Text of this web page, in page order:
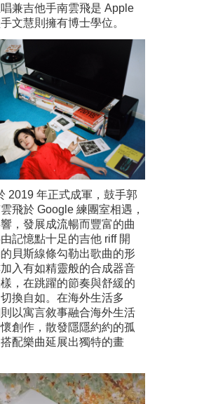
兼吉他手南雲飛是 Apple
文慧則擁有博士學位。
2019 年正式成軍，鼓手郭
飛於 Google 練團室相遇，
，發展成流暢而豐富的曲
記憶點十足的吉他 riff 開
貝斯線條勾勒出歌曲的形
入有如精靈般的合成器音
，在跳躍的節奏與舒緩的
換自如。在海外生活多
以寓言敘事融合海外生活
創作，散發隱隱約約的孤
配樂曲延展出獨特的畫